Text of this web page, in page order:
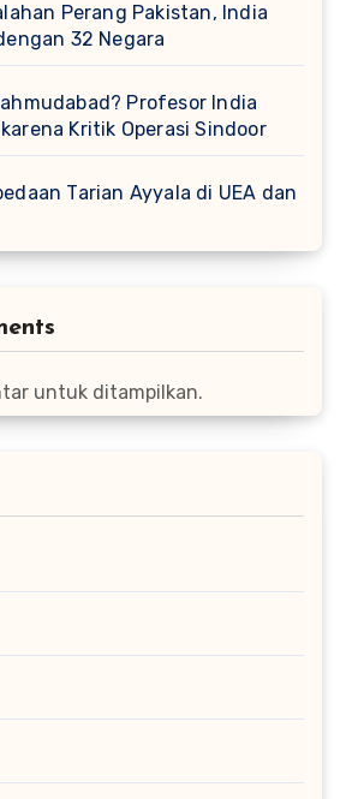
Perang Pakistan, India
32 Negara
Profesor India
Kritik Operasi Sindoor
Tarian Ayyala di UEA dan
untuk ditampilkan.